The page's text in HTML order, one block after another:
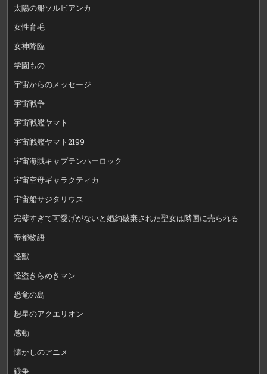
太陽の船ソルビアンカ
女性育毛
女神降臨
学園もの
宇宙からのメッセージ
宇宙戦争
宇宙戦艦ヤマト
宇宙戦艦ヤマト2199
宇宙海賊キャプテンハーロック
宇宙空母ギャラクティカ
宇宙船サジタリウス
完璧すぎて可愛げがないと婚約破棄された聖女は隣国に売られる
帝都物語
怪獣
怪盗きらめきマン
恐竜の島
想星のアクエリオン
感動
懐かしのアニメ
戦争